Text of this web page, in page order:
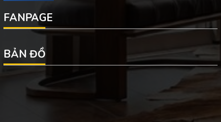
FANPAGE
BẢN ĐỒ